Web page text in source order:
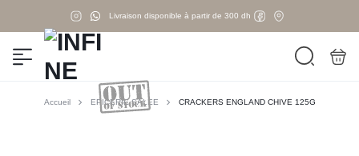
Livraison disponible à partir de 300 dh
Accueil EPICERIE SALEE CRACKERS ENGLAND CHIVE 125G